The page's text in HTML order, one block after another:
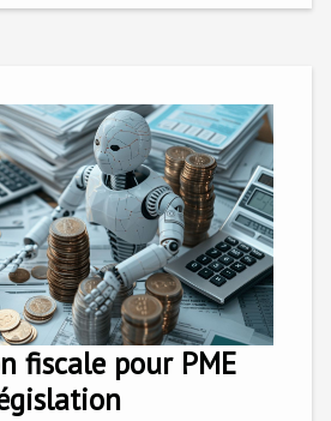
fiscale pour PME